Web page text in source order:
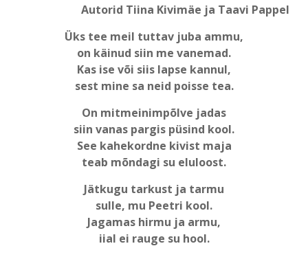
Autorid Tiina Kivimäe ja Taavi Pappel
Üks tee meil tuttav juba ammu,
on käinud siin me vanemad.
Kas ise või siis lapse kannul,
sest mine sa neid poisse tea.
On mitmeinimpõlve jadas
siin vanas pargis püsind kool.
See kahekordne kivist maja
teab mõndagi su eluloost.
Jätkugu tarkust ja tarmu
sulle, mu Peetri kool.
Jagamas hirmu ja armu,
iial ei rauge su hool.